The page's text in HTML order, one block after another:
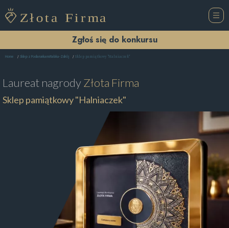
Zgłoś się do konkursu
Home Sklep z Podarunkami Rabka-Zdrój Sklep pamiątkowy "Halniaczek"
Laureat nagrodyZłota Firma
Sklep pamiątkowy "Halniaczek"